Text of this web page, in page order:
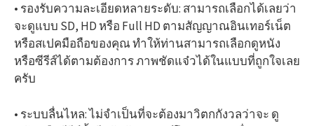
• รองรับความละเอียดหลายระดับ: สามารถเลือกได้เลยว่า
จะดูแบบ SD, HD หรือ Full HD ตามสัญญาณอินเทอร์เน็ต
หรือสเปคมือถือของคุณ ทำให้ท่านสามารถเลือกดูหนัง
หรือซีรีส์ได้ตามต้องการ ภาพชัดแจ๋วได้ในแบบที่ถูกใจเลย
ครับ
• ระบบลื่นไหล: ไม่จำเป็นที่จะต้องมาวิตกกังวลว่าจะ ดู